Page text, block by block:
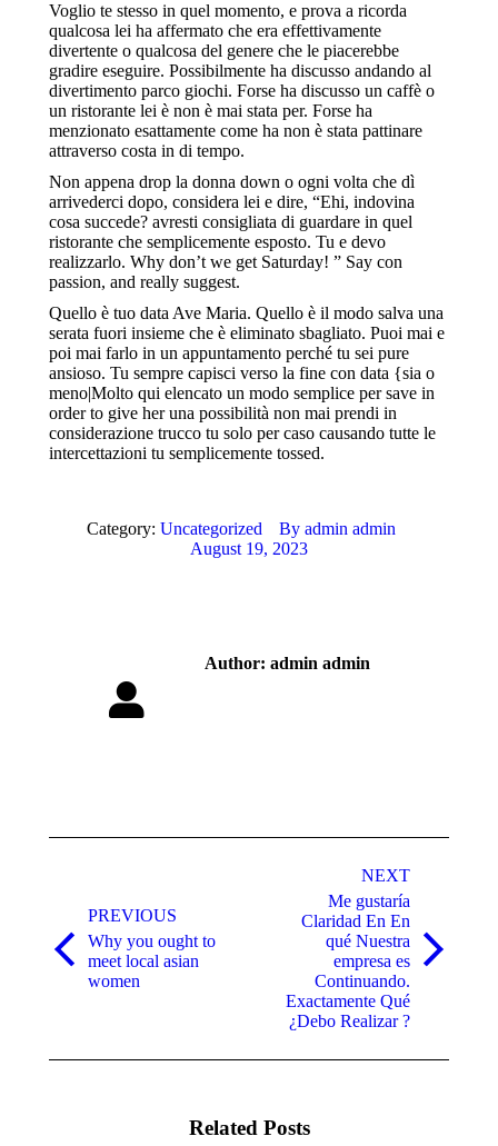
Voglio te stesso in quel momento, e prova a ricorda
qualcosa lei ha affermato che era effettivamente
divertente o qualcosa del genere che le piacerebbe
gradire eseguire. Possibilmente ha discusso andando al
divertimento parco giochi. Forse ha discusso un caffè o
un ristorante lei è non è mai stata per. Forse ha
menzionato esattamente come ha non è stata pattinare
attraverso costa in di tempo.
Non appena drop la donna down o ogni volta che dì
arrivederci dopo, considera lei e dire, “Ehi, indovina
cosa succede? avresti consigliata di guardare in quel
ristorante che semplicemente esposto. Tu e devo
realizzarlo. Why don’t we get Saturday! ” Say con
passion, and really suggest.
Quello è tuo data Ave Maria. Quello è il modo salva una
serata fuori insieme che è eliminato sbagliato. Puoi mai e
poi mai farlo in un appuntamento perché tu sei pure
ansioso. Tu sempre capisci verso la fine con data {sia o
meno|Molto qui elencato un modo semplice per save in
order to give her una possibilità non mai prendi in
considerazione trucco tu solo per caso causando tutte le
intercettazioni tu semplicemente tossed.
Category: Uncategorized By admin admin
August 19, 2023
Author: admin admin
PREVIOUS
Previous
post:
Why you ought to
meet local asian
women
NEXT
Me gustaría
Claridad En En
qué Nuestra
empresa es
Continuando.
Exactamente Qué
¿Debo Realizar ?
Related Posts